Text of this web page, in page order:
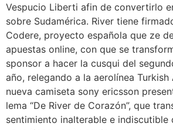
Vespucio Liberti afin de convertirlo
sobre Sudamérica. River tiene
Codere, proyecto española que ze
apuestas online, con que se
sponsor a hacer la cusqui del
año, relegando a la aerolínea Turkish
nueva camiseta sony ericsson
lema “De River de Corazón”, que
sentimiento inalterable e indiscutible